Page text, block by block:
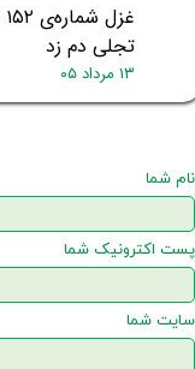
تجلی دم زد
۱۳ مرداد ۰۵
نام شما
پست اکترونیک شما
سایت شما